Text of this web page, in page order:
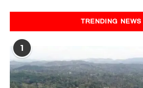
TRENDING NEWS
1